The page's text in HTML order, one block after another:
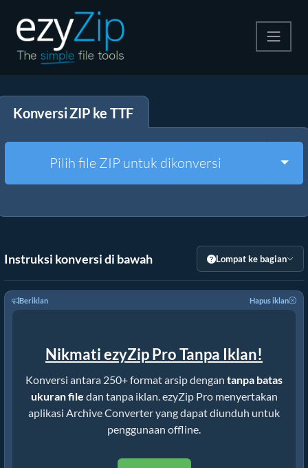
Ekstrak
Alat Lainnya
Konversi ZIP ke TTF
Pilih file ZIP untuk dikonversi
Instruksi konversi di bawah Lompat ke bagian
Beriklan Hapus iklan
Nikmati ezyZip Pro Tanpa Iklan!
Konversi antara 250+ format arsip dengan tanpa batas
ukuran file dan tanpa iklan. ezyZip Pro menyertakan
aplikasi Archive Converter yang dapat diunduh untuk
penggunaan offline.